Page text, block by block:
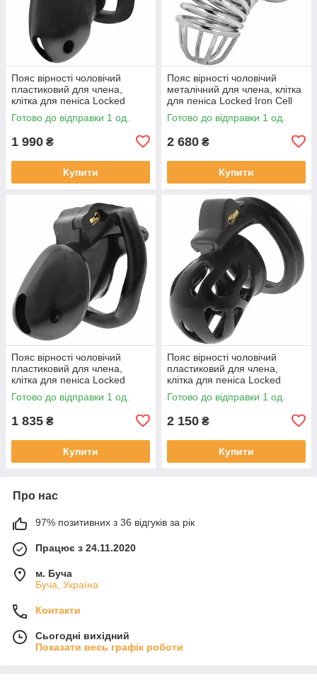
Пояс вірності чоловічий
пластиковий для члена,
клітка для пеніса Locked
Midnight Cell M 10,7 см
Готово до відправки 1 од.
1 990 ₴
Купити
Пояс вірності чоловічий
металічний для члена, клітка
для пеніса Locked Iron Cell
M, сріблястий
Готово до відправки 1 од.
2 680 ₴
Купити
Пояс вірності чоловічий
пластиковий для члена,
клітка для пеніса Locked
Midnight Cell S 10,7 см
Готово до відправки 1 од.
1 835 ₴
Купити
Пояс вірності чоловічий
пластиковий для члена,
клітка для пеніса Locked
Silent Keep 7,5 см
Готово до відправки 1 од.
2 150 ₴
Купити
Про нас
97% позитивних з 36 відгуків за рік
Працює з 24.11.2020
м. Буча
Буча, Україна
Контакти
Сьогодні вихідний
Показати весь графік роботи